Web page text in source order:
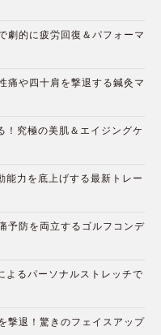
劇的に疲労回復＆パフォーマ
痛や四十肩を撃退する鍼灸マ
！究極の美肌＆エイジングケ
能力を底上げする最新トレー
予防を両立するゴルフコンデ
よるパーソナルストレッチで
撃退！驚きのフェイスアップ